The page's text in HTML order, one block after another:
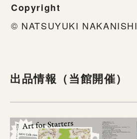
Copyright
© NATSUYUKI NAKANISHI
出品情報（当館開催）